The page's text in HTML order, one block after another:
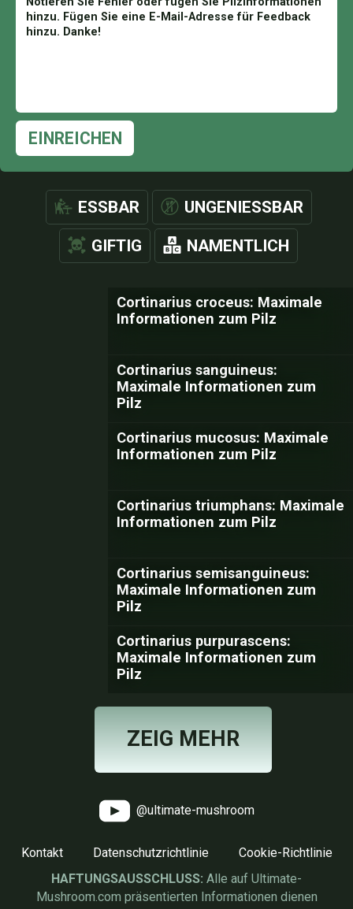
EINREICHEN
ESSBAR UNGENIESSBAR
GIFTIG NAMENTLICH
Cortinarius croceus: Maximale
Informationen zum Pilz
Cortinarius sanguineus:
Maximale Informationen zum
Pilz
Cortinarius mucosus: Maximale
Informationen zum Pilz
Cortinarius triumphans: Maximale
Informationen zum Pilz
Cortinarius semisanguineus:
Maximale Informationen zum
Pilz
Cortinarius purpurascens:
Maximale Informationen zum
Pilz
ZEIG MEHR
@ultimate-mushroom
Kontakt Datenschutzrichtlinie
Cookie-Richtlinie
HAFTUNGSAUSSCHLUSS: Alle auf Ultimate-
Mushroom.com präsentierten Informationen dienen